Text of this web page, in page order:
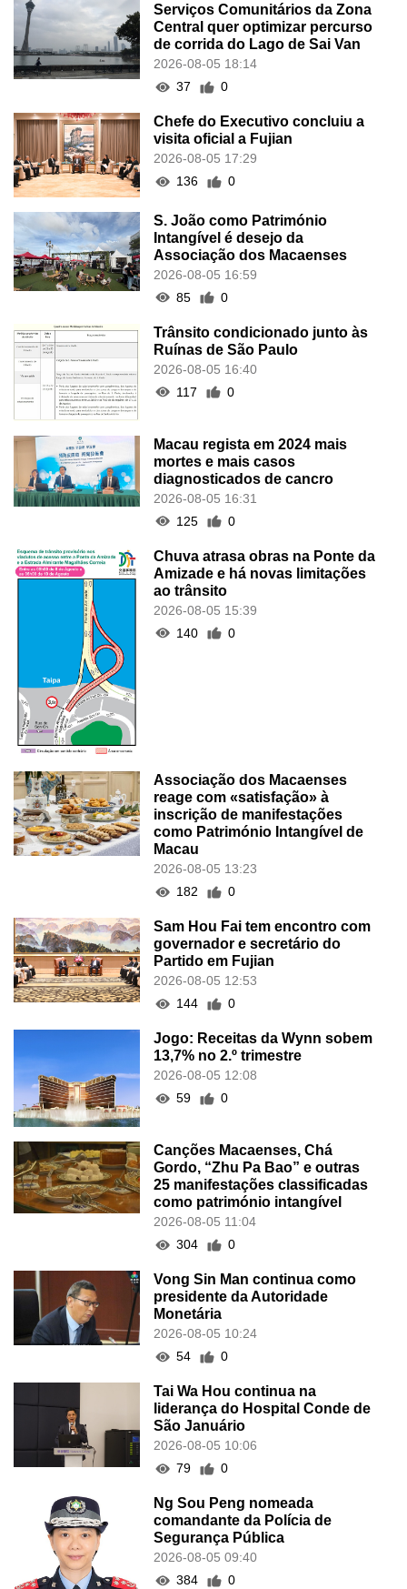
Serviços Comunitários da Zona
Central quer optimizar percurso
de corrida do Lago de Sai Van
2026-08-05 18:14
37
0
Chefe do Executivo concluiu a
visita oficial a Fujian
2026-08-05 17:29
136
0
S. João como Património
Intangível é desejo da
Associação dos Macaenses
2026-08-05 16:59
85
0
Trânsito condicionado junto às
Ruínas de São Paulo
2026-08-05 16:40
117
0
Macau regista em 2024 mais
mortes e mais casos
diagnosticados de cancro
2026-08-05 16:31
125
0
Chuva atrasa obras na Ponte da
Amizade e há novas limitações
ao trânsito
2026-08-05 15:39
140
0
Associação dos Macaenses
reage com «satisfação» à
inscrição de manifestações
como Património Intangível de
Macau
2026-08-05 13:23
182
0
Sam Hou Fai tem encontro com
governador e secretário do
Partido em Fujian
2026-08-05 12:53
144
0
Jogo: Receitas da Wynn sobem
13,7% no 2.º trimestre
2026-08-05 12:08
59
0
Canções Macaenses, Chá
Gordo, “Zhu Pa Bao” e outras
25 manifestações classificadas
como património intangível
2026-08-05 11:04
304
0
Vong Sin Man continua como
presidente da Autoridade
Monetária
2026-08-05 10:24
54
0
Tai Wa Hou continua na
liderança do Hospital Conde de
São Januário
2026-08-05 10:06
79
0
Ng Sou Peng nomeada
comandante da Polícia de
Segurança Pública
2026-08-05 09:40
384
0